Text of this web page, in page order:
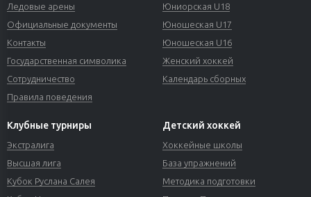
Ледовые арены
Официальные документы
Контакты
Государственная символика
Сотрудничество
Правила поведения
Юниорская U18
Юношеская U17
Юношеская U16
Женский хоккей
Календарь сборных
Клубные турниры
Экстралига
Высшая лига
Кубок Руслана Салея
Детский хоккей
Хоккейные школы
База упражнений
Методика подготовки